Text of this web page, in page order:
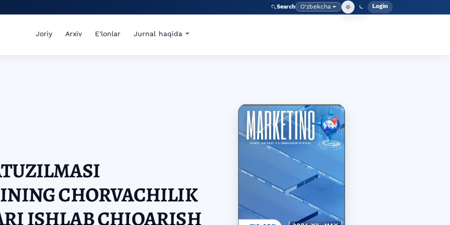
Search Language
O‘zbekcha Admin
Login
Joriy Arxiv E'lonlar Jurnal haqida
CHORVACHILIK
ISHLAB CHIQARISH